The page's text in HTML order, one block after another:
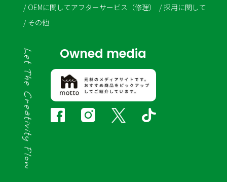
OEMに関してアフターサービス（修理）
採用に関して
その他
Owned media